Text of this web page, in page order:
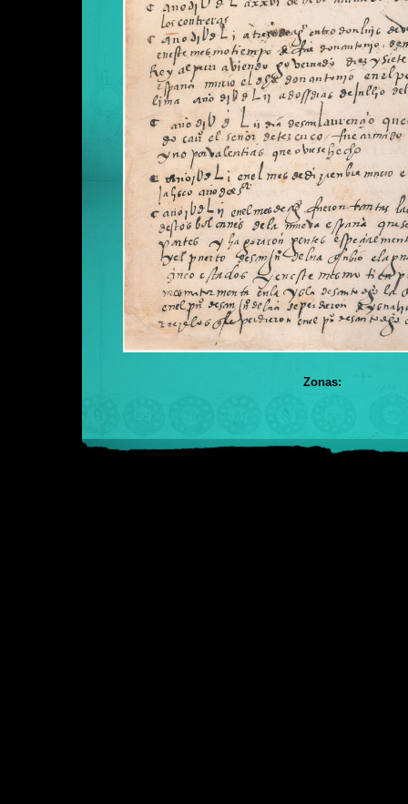
Zonas: